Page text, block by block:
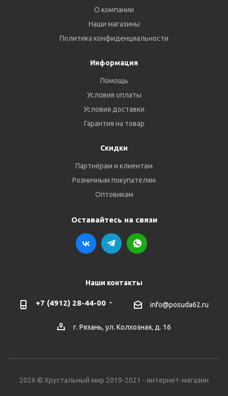
О компании
Наши магазины
Политика конфиденциальности
Информация
Помощь
Условия оплаты
Условия доставки
Гарантия на товар
Скидки
Партнёрам и клиентам
Розничным покупателям
Оптовикам
Оставайтесь на связи
Наши контакты
+7 (4912) 28-44-00 info@posuda62.ru
г. Рязань, ул. Колхозная, д. 16
2026 © Хрустальный мир 2019-2021 - интернет-магазин